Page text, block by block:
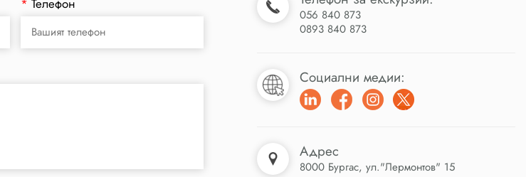
*Телефон
056 840 873
0893 840 873
Социални медии:
Адрес
8000 Бургас, ул."Лермонтов" 15